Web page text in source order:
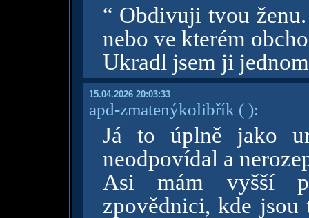
“ Obdivuji tvou
nebo ve kterém
Ukradl jsem ji
15.04.2026 20:03:33
apd-zmatenýkolibřík ( ):
Já to úplně jako
neodpovídal a
Asi mám vyšší
zpovědnici, kde